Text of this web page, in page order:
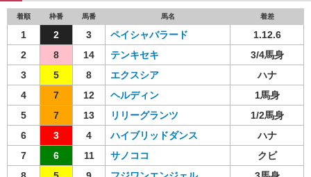
着順 枠番 馬番 馬名 着差
1 2 3 ペイシャバラード
1.12.6
2
8 14 テンキセキ
3/4馬身
3
5 8 エクスシア
ハナ
4
7 12 ヘルディン
1馬身
5
7 13 リリーグランツ
1/2馬身
6
3 4 ハイブリッドダンス
ハナ
7
6 11 サノココ
クビ